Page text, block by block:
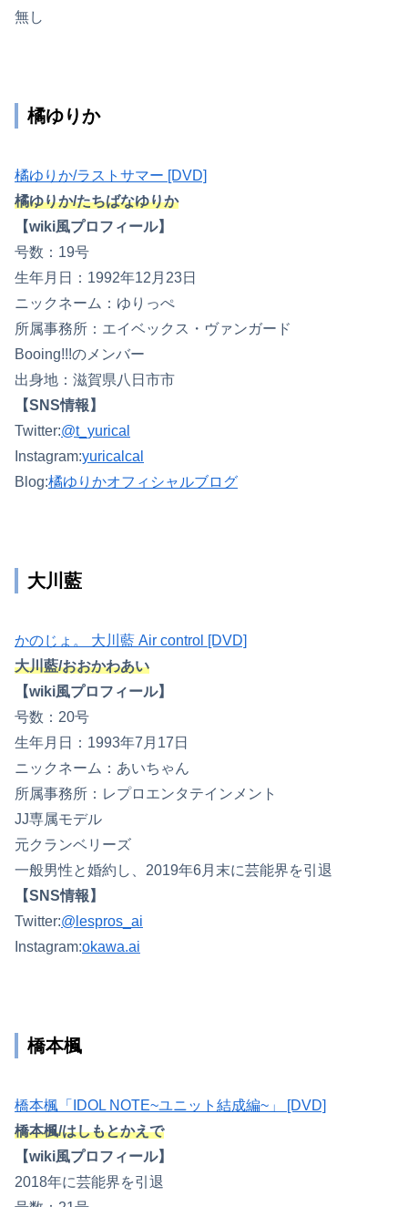
無し
橘ゆりか
橘ゆりか/ラストサマー [DVD]
橘ゆりか/たちばなゆりか
【wiki風プロフィール】
号数：19号
生年月日：1992年12月23日
ニックネーム：ゆりっぺ
所属事務所：エイベックス・ヴァンガード
Booing!!!のメンバー
出身地：滋賀県八日市市
【SNS情報】
Twitter:@t_yurical
Instagram:yuricalcal
Blog:橘ゆりかオフィシャルブログ
大川藍
かのじょ。 大川藍 Air control [DVD]
大川藍/おおかわあい
【wiki風プロフィール】
号数：20号
生年月日：1993年7月17日
ニックネーム：あいちゃん
所属事務所：レプロエンタテインメント
JJ専属モデル
元クランベリーズ
一般男性と婚約し、2019年6月末に芸能界を引退
【SNS情報】
Twitter:@lespros_ai
Instagram:okawa.ai
橋本楓
橋本楓「IDOL NOTE~ユニット結成編~」 [DVD]
橋本楓/はしもとかえで
【wiki風プロフィール】
2018年に芸能界を引退